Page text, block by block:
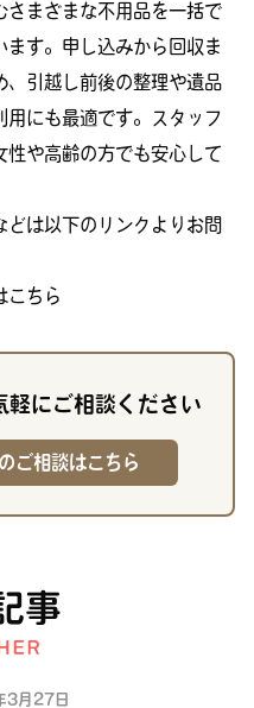
さまざまな不用品を一括で
ます。申し込みから回収ま
、引越し前後の整理や遺品
用にも最適です。スタッフ
性や高齢の方でも安心して
は以下のリンクよりお問
こちら
軽にご相談ください
ご相談はこちら
事
3月27日